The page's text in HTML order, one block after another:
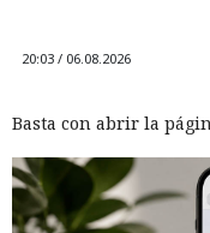
20:03 / 06.08.2026
Basta con abrir la